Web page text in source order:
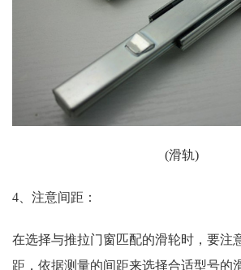
(滑轨)
4、注意间距：
在选择与推拉门窗匹配的滑轮时，要注
距，依据测量的间距来选择合适型号的